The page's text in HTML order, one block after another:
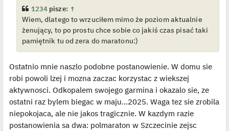
1234 pisze: ↑
Wiem, dlatego to wrzuciłem mimo że poziom aktualnie
żenujący, to po prostu chce sobie co jakiś czas pisać taki
pamiętnik tu od zera do maratonu:)
Ostatnio mnie naszlo podobne postanowienie. W domu sie
robi powoli lzej i mozna zaczac korzystac z wiekszej
aktywnosci. Odkopalem swojego garmina i okazalo sie, ze
ostatni raz bylem biegac w maju...2025. Waga tez sie zrobila
niepokojaca, ale nie jakos tragicznie. W kazdym razie
postanowienia sa dwa: polmaraton w Szczecinie zejsc